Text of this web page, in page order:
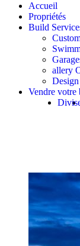
Accueil
Propriétés
Build
allery
Vendre votre